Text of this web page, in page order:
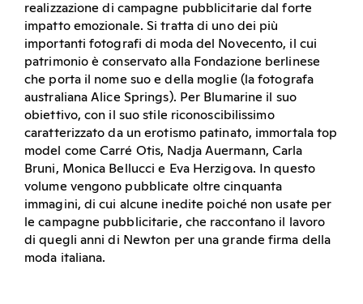
realizzazione di campagne pubblicitarie dal forte
impatto emozionale. Si tratta di uno dei più
importanti fotografi di moda del Novecento, il cui
patrimonio è conservato alla Fondazione berlinese
che porta il nome suo e della moglie (la fotografa
australiana Alice Springs). Per Blumarine il suo
obiettivo, con il suo stile riconoscibilissimo
caratterizzato da un erotismo patinato, immortala top
model come Carré Otis, Nadja Auermann, Carla
Bruni, Monica Bellucci e Eva Herzigova. In questo
volume vengono pubblicate oltre cinquanta
immagini, di cui alcune inedite poiché non usate per
le campagne pubblicitarie, che raccontano il lavoro
di quegli anni di Newton per una grande firma della
moda italiana.